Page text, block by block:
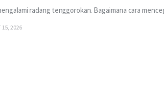
radang tenggorokan. Bagaimana cara
15, 2026